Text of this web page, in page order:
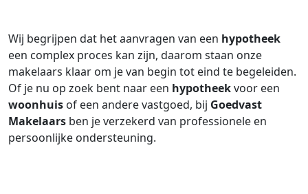
Wij begrijpen dat het aanvragen van een hypotheek
een complex proces kan zijn, daarom staan onze
makelaars klaar om je van begin tot eind te begeleiden.
Of je nu op zoek bent naar een hypotheekvoor een
woonhuis of een andere vastgoed, bij Goedvast
Makelaars ben je verzekerd van professionele en
persoonlijke ondersteuning.